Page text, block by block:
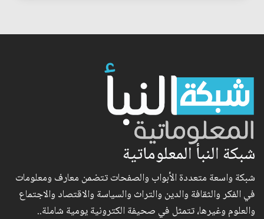
شبكة النبأ المعلوماتية
شبكة واسعة متعددة الأبواب والصفحات تتضمن معارف ومعلومات
في الفكر والثقافة والدين والتراث والسياسة والاقتصاد والاجتماع
والعلوم وغيرها، تتمثل في صحيفة الكترونية يومية شاملة..